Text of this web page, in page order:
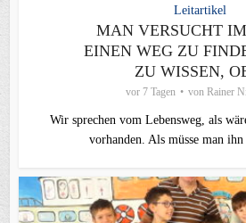
Leitartikel
MAN VERSUCHT
EINEN WEG ZU
ZU WISSEN,
vor 7 Tagen von Rainer
Wir sprechen vom Lebensweg, als
vorhanden. Als müsse man ihn